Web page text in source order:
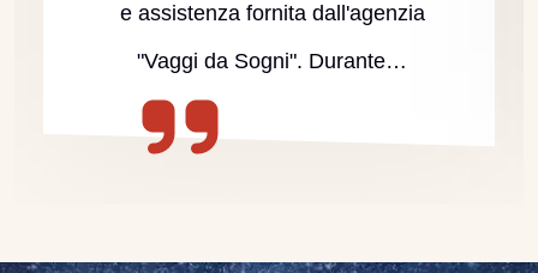
e assistenza fornita dall'agenzia
"Vaggi da Sogni". Durante…